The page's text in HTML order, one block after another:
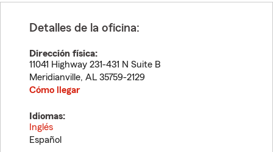
Detalles de la oficina:
Dirección física:
11041 Highway 231-431 N Suite B
Meridianville, AL 35759-2129
Cómo llegar
Idiomas:
Inglés
Español